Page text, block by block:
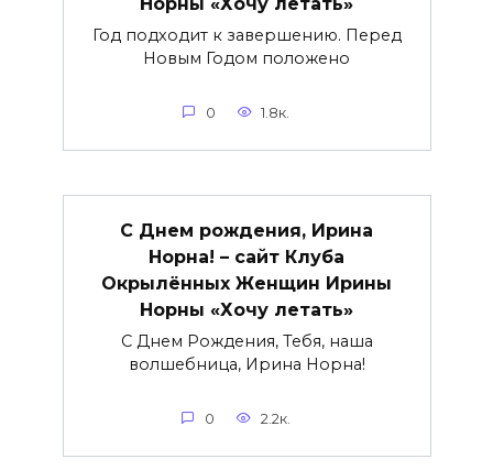
Год подходит к завершению. Перед
Новым Годом положено
0 1.8к.
С Днем рождения, Ирина
Норна! – сайт Клуба
Окрылённых Женщин Ирины
Норны «Хочу летать»
С Днем Рождения, Тебя, наша
волшебница, Ирина Норна!
0 2.2к.